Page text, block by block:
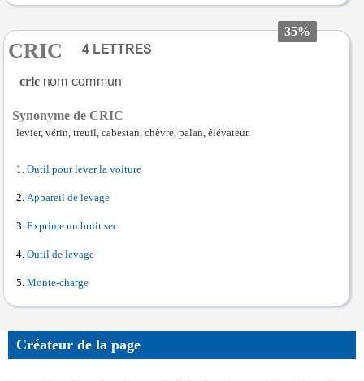
35%
CRIC
cric
Synonyme de CRIC
levier, vérin, treuil, cabestan, chèvre, palan, élévateur.
Outil pour lever la voiture
Appareil de levage
Exprime un bruit sec
Outil de levage
Monte-charge
Créateur de la page